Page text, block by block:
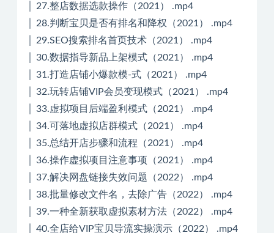
│ 27.整店数据选款操作（2021） .mp4
│ 28.判断宝贝是否有排名和降权（2021） .mp4
│ 29.SEO搜索排名首页技术（2021） .mp4
│ 30.数据指导新品上架模式（2021） .mp4
│ 31.打造店铺小爆款模-式（2021） .mp4
│ 32.玩转店铺VIP会员变现模式（2021） .mp4
│ 33.虚拟项目后端盈利模式（2021） .mp4
│ 34.可落地虚拟店群模式（2021） .mp4
│ 35.总结开店步骤和流程（2021） .mp4
│ 36.操作虚拟项目注意事项（2021） .mp4
│ 37.解决网盘链接失效问题（2022） .mp4
│ 38.批量修改文件名，去除广告（2022） .mp4
│ 39.一种全新获取虚拟素材方法（2022） .mp4
│ 40.全店给VIP宝贝导流实操演示（2022） .mp4